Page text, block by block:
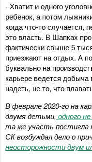
- Хватит и одного
ребенок, а потом
когда что-то случается,
это власть. В Шапках
фактически свыше 5
приезжают на отдых. А
буквально на
карьере ведется
надеть, не то, что
В феврале 2020-го на
двумя детьми, одного
та же участь постигла
СК возбуждал дело о
неосторожности двум